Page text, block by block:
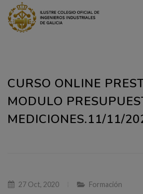
CURSO ONLINE
MODULO
MEDICIONES.11/11/
27 Oct, 2020 Formación